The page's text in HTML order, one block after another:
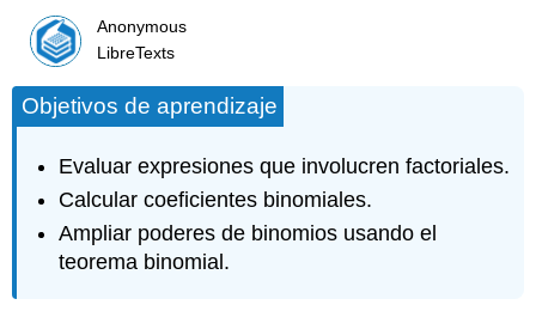
Anonymous
LibreTexts
Objetivos de aprendizaje
Evaluar expresiones que involucren factoriales.
Calcular coeficientes binomiales.
Ampliar poderes de binomios usando el
teorema binomial.